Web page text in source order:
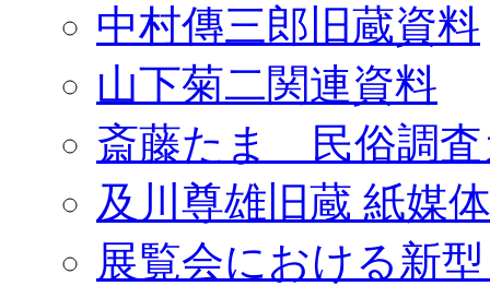
中村傳三郎旧蔵資料
山下菊二関連資料
斎藤たま 民俗調査
及川尊雄旧蔵 紙媒
展覧会における新